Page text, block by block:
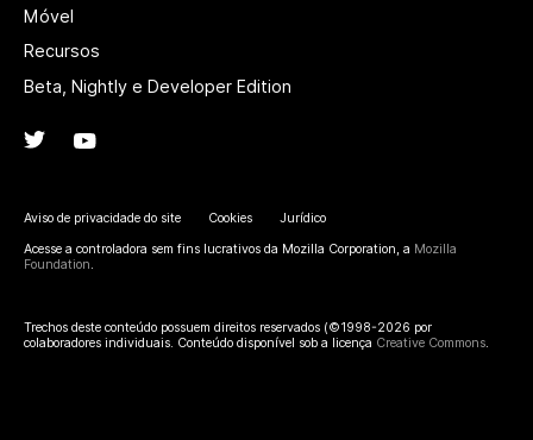
Móvel
Recursos
Beta, Nightly e Developer Edition
Twitter
Aviso de privacidade do site Cookies Jurídico
Acesse a controladora sem fins lucrativos da Mozilla Corporation, a Mozilla
Foundation.
Trechos deste conteúdo possuem direitos reservados (©1998-2026 por
colaboradores individuais. Conteúdo disponível sob a licença Creative Commons.